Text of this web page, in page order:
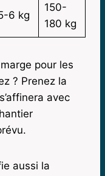
6 kg
150-
180 kg
pour les
? Prenez la
avec
aussi la